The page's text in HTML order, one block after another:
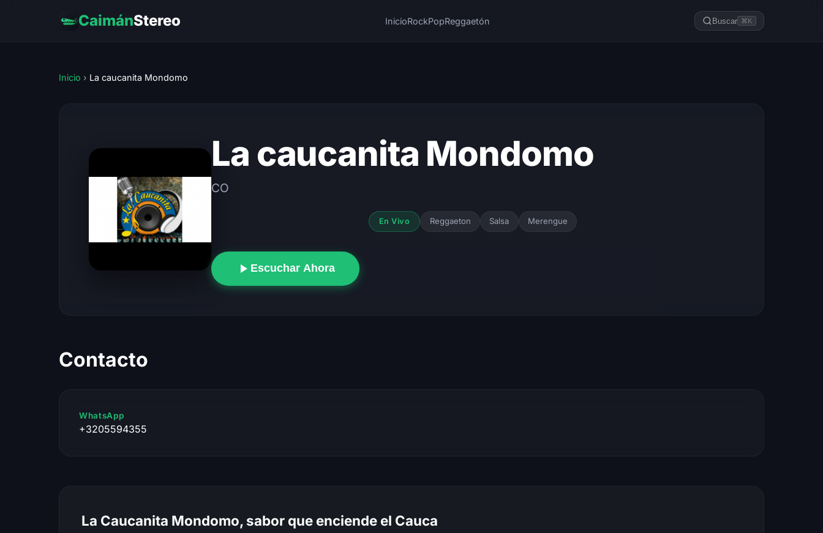
CaimánStereo InicioRockPopReggaetón Buscar ⌘K
Inicio › La caucanita Mondomo
La caucanita Mondomo
CO
En Vivo Reggaeton Salsa Merengue
Escuchar Ahora
Contacto
WhatsApp
+3205594355
La Caucanita Mondomo, sabor que enciende el Cauca